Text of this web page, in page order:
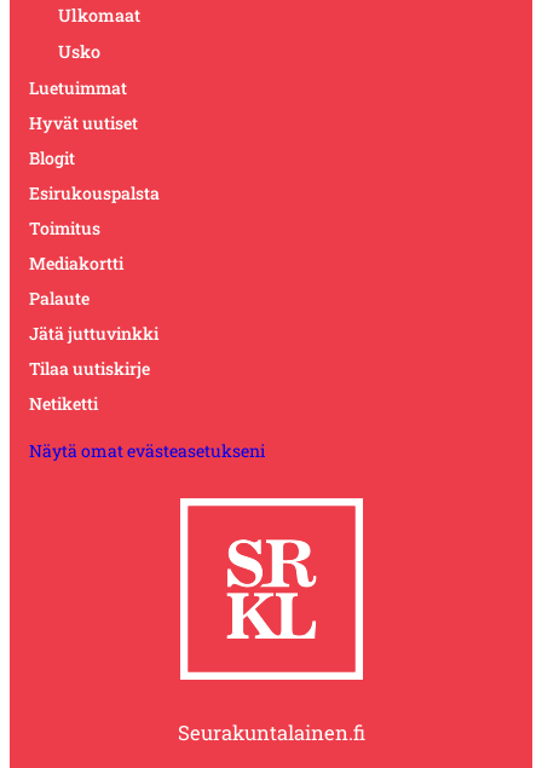
Ulkomaat
Usko
Luetuimmat
Hyvät uutiset
Blogit
Esirukouspalsta
Toimitus
Mediakortti
Palaute
Jätä juttuvinkki
Tilaa uutiskirje
Netiketti
Näytä omat evästeasetukseni
Seurakuntalainen.fi